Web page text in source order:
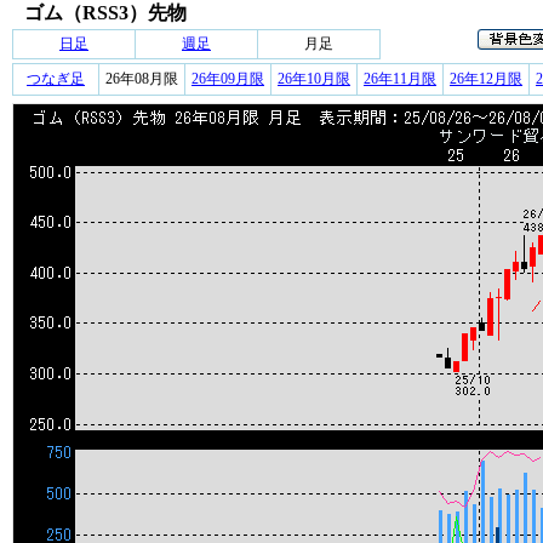
ゴム（RSS3）先物
日足 週足 月足
つなぎ足 26年08月限 26年09月限 26年10月限 26年11月限 26年12月限